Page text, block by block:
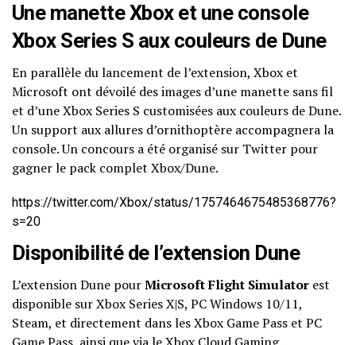
Une manette Xbox et une console
Xbox Series S aux couleurs de Dune
En parallèle du lancement de l’extension, Xbox et
Microsoft ont dévoilé des images d’une manette sans fil
et d’une Xbox Series S customisées aux couleurs de Dune.
Un support aux allures d’ornithoptère accompagnera la
console. Un concours a été organisé sur Twitter pour
gagner le pack complet Xbox/Dune.
https://twitter.com/Xbox/status/1757464675485368776?
s=20
Disponibilité de l’extension Dune
L’extension Dune pourMicrosoft Flight Simulator est
disponible sur Xbox Series X|S, PC Windows 10/11,
Steam, et directement dans les Xbox Game Pass et PC